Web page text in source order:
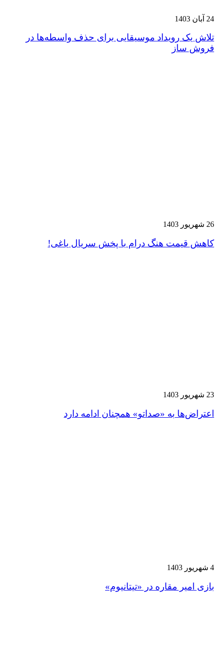
24 آبان 1403
تلاش یک رویداد موسیقایی برای حذف واسطه‌ها در
فروش ساز
26 شهریور 1403
کاهش قیمت هنگ درام با پخش سریال یاغی!
23 شهریور 1403
اعتراض‌ها به «صداتو» همچنان ادامه دارد
4 شهریور 1403
بازی امیر مقاره در «تیتانیوم»